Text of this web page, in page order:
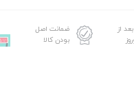
از
ضمانت اصل
بودن کالا